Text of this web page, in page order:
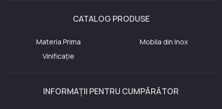
CATALOG PRODUSE
Materia Prima
Mobila din Inox
Vinificație
INFORMAȚII PENTRU CUMPĂRĂTOR